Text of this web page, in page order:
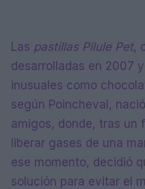
Las pastillas Pilule Pet,
desarrolladas en 2007
inusuales como
según Poincheval,
amigos, donde, tras un
liberar gases de una
ese momento, decidió
solución para evitar el